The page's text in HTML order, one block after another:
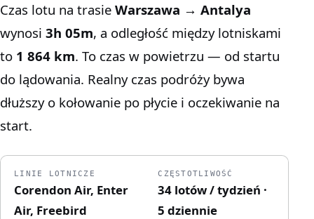
Czas lotu na trasie Warszawa → Antalya
wynosi 3h 05m, a odległość między lotniskami
to 1 864 km. To czas w powietrzu — od startu
do lądowania. Realny czas podróży bywa
dłuższy o kołowanie po płycie i oczekiwanie na
start.
LINIE LOTNICZE
Corendon Air, Enter
Air, Freebird
CZĘSTOTLIWOŚĆ
34 lotów / tydzień ·
5 dziennie